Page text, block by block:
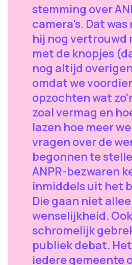
stemming over
camera's. Dat
hij nog vertrouwd
met de knopjes
nog altijd
omdat we
opzochten wat
zoal vermag en
lazen hoe meer
vragen over de
begonnen te
ANPR-bezwaren
inmiddels uit het
Die gaan niet
wenselijkheid.
schromelijk
publiek debat.
iedere gemeente